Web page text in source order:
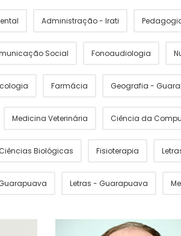
Administração - Irati
Social Fonoaudiologia
Farmácia Geografia -
Medicina Veterinária Ciência da
Ciências Biológicas Fisioterapia
Letras - Guarapuava